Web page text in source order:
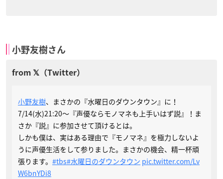
小野友樹さん
小野友樹、まさかの『水曜日のダウンタウン』に！
7/14(水)21:20〜『声優ならモノマネも上手いはず説』！ま
さか『説』に参加させて頂けるとは。
しかも僕は、実はある理由で『モノマネ』を極力しないよ
うに声優生活をして参りました。まさかの機会、精一杯頑
張ります。 #tbs#水曜日のダウンタウン pic.twitter.com/Lv
W6bnYDi8